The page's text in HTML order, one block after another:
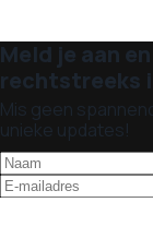
Meld je aan
rechtstreeks
Mis geen
unieke updates!